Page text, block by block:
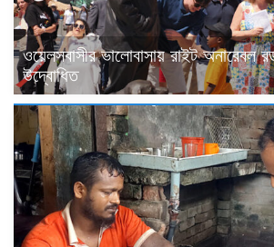
ওয়েলসবাসীর ভালোবাসায় রাইট অনারেবল
উদ্বোধিত